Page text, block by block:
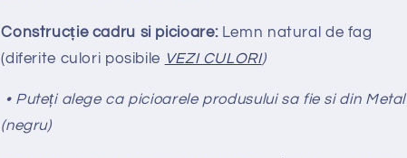
Construcție cadru si picioare:Lemn natural de fag
(diferite culori posibile VEZI CULORI)
• Puteți alege ca picioarele produsului sa fie si din Metal
(negru)